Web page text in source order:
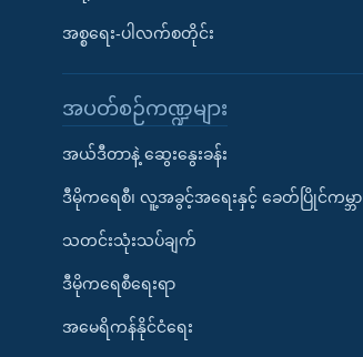
အစ္စရေး-ပါလက်စတိုင်း
အပတ်စဉ်ကဏ္ဍများ
အယ်ဒီတာနဲ့ ဆွေးနွေးခန်း
ဒီမိုကရေစီ၊ လူ့အခွင့်အရေးနှင့် ခေတ်ပြိုင်ကမ္ဘာ
သတင်းသုံးသပ်ချက်
ဒီမိုကရေစီရေးရာ
အမေရိကန်နိုင်ငံရေး